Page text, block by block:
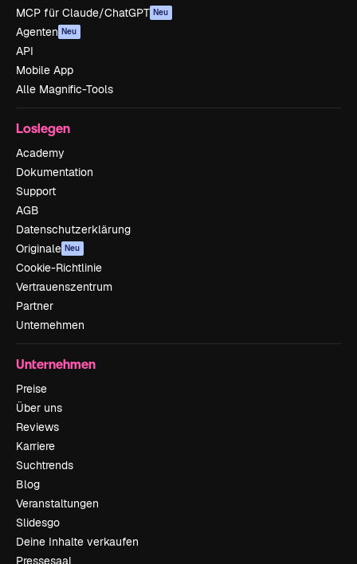
MCP für Claude/ChatGPT Neu
Agenten Neu
API
Mobile App
Alle Magnific-Tools
Loslegen
Academy
Dokumentation
Support
AGB
Datenschutzerklärung
Originale Neu
Cookie-Richtlinie
Vertrauenszentrum
Partner
Unternehmen
Unternehmen
Preise
Über uns
Reviews
Karriere
Suchtrends
Blog
Veranstaltungen
Slidesgo
Deine Inhalte verkaufen
Pressesaal